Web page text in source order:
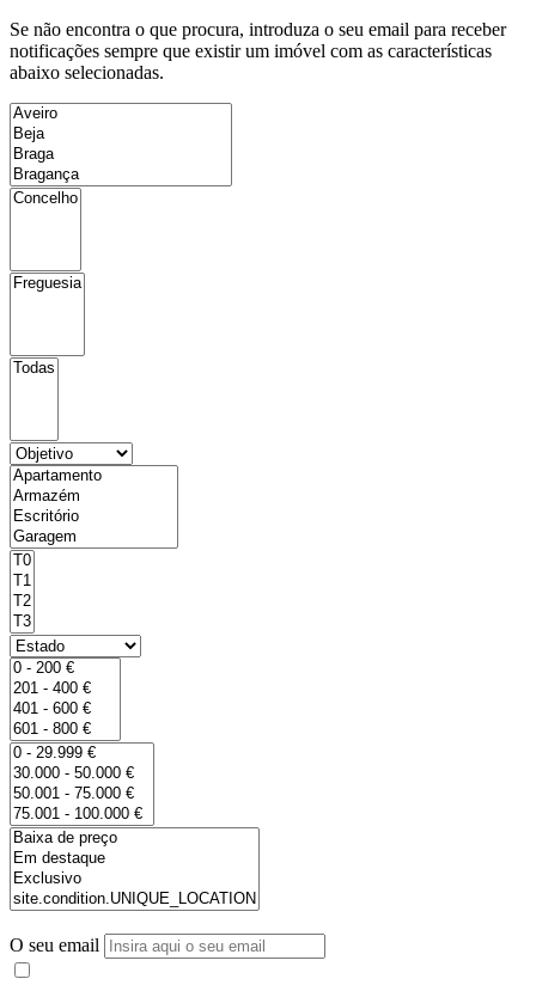
Se não encontra o que procura, introduza o seu email para receber
notificações sempre que existir um imóvel com as características
abaixo selecionadas.
O seu email